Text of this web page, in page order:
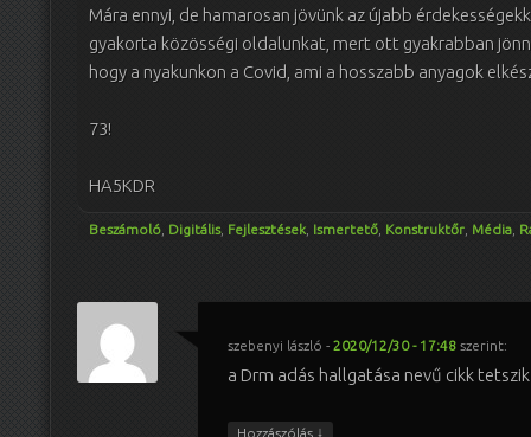
Mára ennyi, de hamarosan jövünk az újabb
gyakorta közösségi oldalunkat, mert ott gyakrabban
hogy a nyakunkon a Covid, ami a hosszabb anyagok
73!
HA5KDR
Beszámoló Digitális, Fejlesztések Ismertető Konstruktőr Média
szebenyi lászló - 2020/12/30 - 17:48 szerint:
a Drm adás hallgatása nevű cikk
Hozzászólás ↓